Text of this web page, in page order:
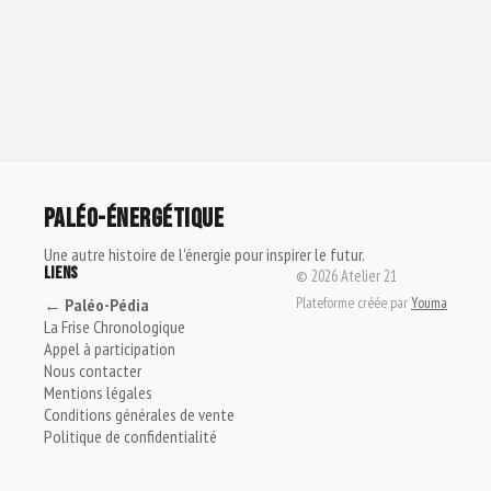
PALÉO-ÉNERGÉTIQUE
Une autre histoire de l'énergie pour inspirer le futur.
LIENS
← Paléo-Pédia
La Frise Chronologique
Appel à participation
Nous contacter
Mentions légales
Conditions générales de vente
Politique de confidentialité
© 2026Atelier 21
Plateforme créée parYouma